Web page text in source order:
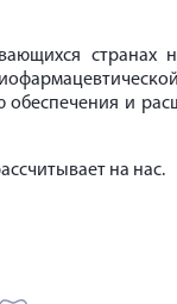
странах
и
на нас.